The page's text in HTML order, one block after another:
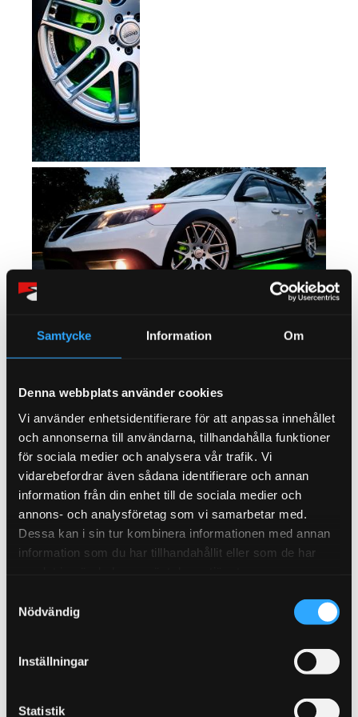
Samtycke Information Om
Denna webbplats använder cookies
Vi använder enhetsidentifierare för att anpassa innehållet
och annonserna till användarna, tillhandahålla funktioner
för sociala medier och analysera vår trafik. Vi
vidarebefordrar även sådana identifierare och annan
information från din enhet till de sociala medier och
annons- och analysföretag som vi samarbetar med.
Dessa kan i sin tur kombinera informationen med annan
information som du har tillhandahållit eller som de har
Nödvändig
Inställningar
Statistik